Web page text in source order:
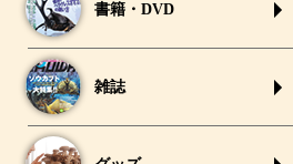
書籍・DVD
雑誌